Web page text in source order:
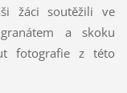
žáci soutěžili ve
a skoku
fotografie z této